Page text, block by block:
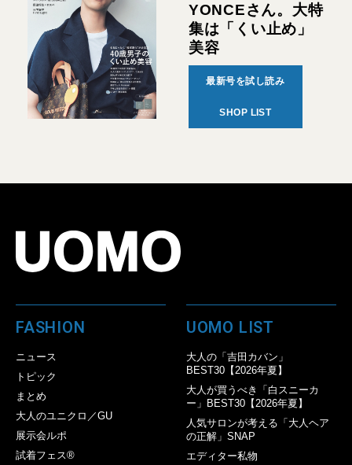
YONCEさん。大特
集は「くい止め」
美容
最新号を試し読み
SHOP LIST
FASHION
ニュース
トピック
まとめ
大人のユニクロ／GU
展示会ルポ
試着フェス®︎
UOMO LIST
大人の「吉田カバン」
BEST30【2026年夏】
大人が買うべき「白スニーカ
ー」BEST30【2026年夏】
人気サロンが考える「大人ヘア
の正解」SNAP
エディター私物